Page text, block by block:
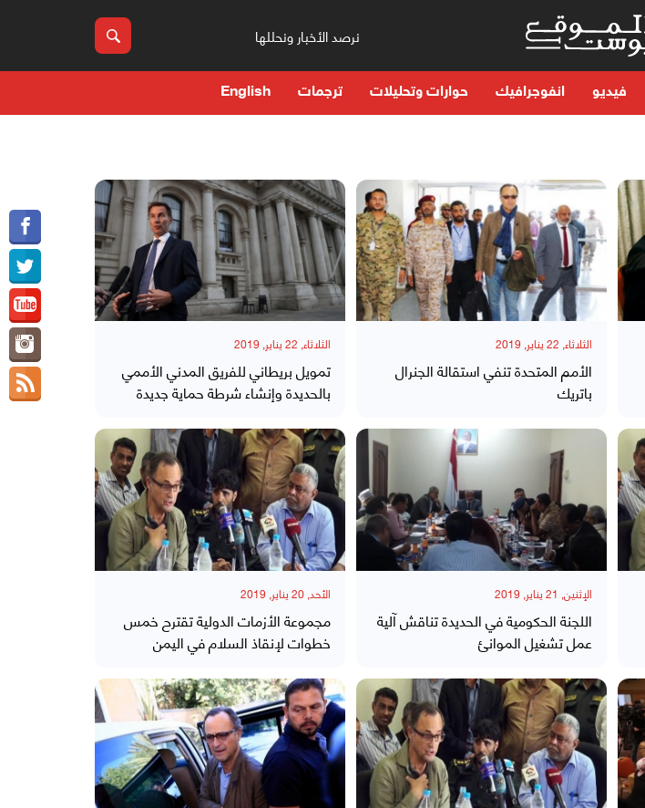
نرصد الأخبار ونحللها
فيديو انفوجرافيك حوارات وتحليلات ترجمات English
الثلاثاء, 22 يناير, 2019
الأمم المتحدة تنفي استقالة الجنرال
باتريك
الثلاثاء, 22 يناير, 2019
تمويل بريطاني للفريق المدني الأممي
بالحديدة وإنشاء شرطة حماية جديدة
الإثنين, 21 يناير, 2019
اللجنة الحكومية في الحديدة تناقش آلية
عمل تشغيل الموانئ
الأحد, 20 يناير, 2019
مجموعة الأزمات الدولية تقترح خمس
خطوات لإنقاذ السلام في اليمن